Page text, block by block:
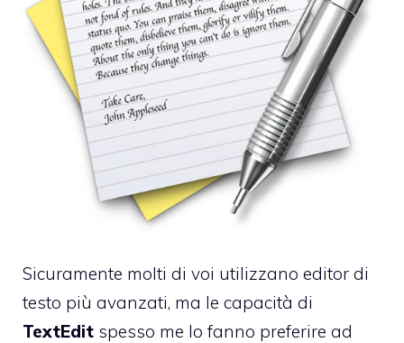
Sicuramente molti di voi utilizzano editor di
testo più avanzati, ma le capacità di
TextEdit spesso me lo fanno preferire ad